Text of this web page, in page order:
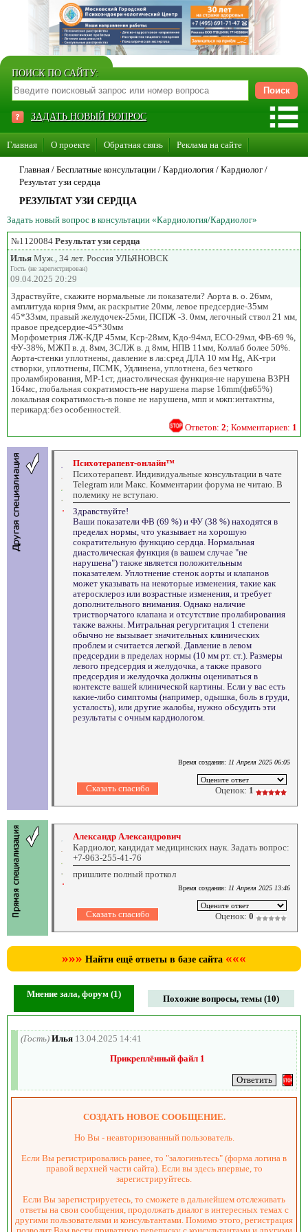
ПОИСК ПО САЙТУ:
ЗАДАТЬ НОВЫЙ ВОПРОС
Главная О проекте Обратная связь Реклама на сайте
Стать консультантом нашего сайта
Главная / Бесплатные консультации / Кардиология / Кардиолог /
Результат узи сердца
РЕЗУЛЬТАТ УЗИ СЕРДЦА
Задать новый вопрос в консультации «Кардиология/Кардиолог»
№1120084 Результат узи сердца
Илья Муж., 34 лет. Россия УЛЬЯНОВСК
Гость (не зарегистрирован)
09.04.2025 20:29
Здраствуйте, скажите нормальные ли показатели? Аорта в. о. 26мм,
амплитуда корня 9мм, ак раскрытие 20мм, левое предсердие-35мм
45*33мм, правый желудочек-25ми, ПСПЖ -3. 0мм, легочный ствол 21 мм,
правое предсердие-45*30мм
Морфометрия ЛЖ-КДР 45мм, Кср-28мм, Кдо-94мл, ЕСО-29мл, ФВ-69 %,
ФУ-38%, МЖП в. д. 8мм, ЗСЛЖ в. д 8мм, НПВ 11мм, Коллаб более 50%.
Аорта-стенки уплотнены, давление в ла:сред ДЛА 10 мм Hg, АК-три
створки, уплотнены, ПСМК, Удлинена, уплотнена, без четкого
проламбирования, МР-1ст, диастолическая функция-не нарушена B3PH
164мс, глобальная сократимость-не нарушена mapse 16mm(фв65%)
локальная сократимость-в покое не нарушена, мпп и мжп:интактны,
перикард:без особенностей.
Ответов: 2; Комментариев: 1
Психотерапевт-онлайн™
Психотерапевт. Индивидуальные консультации в чате
Telegram или Макс. Комментарии форума не читаю. В
полемику не вступаю.
Здравствуйте!
Ваши показатели ФВ (69 %) и ФУ (38 %) находятся в
пределах нормы, что указывает на хорошую
сократительную функцию сердца. Нормальная
диастолическая функция (в вашем случае "не
нарушена") также является положительным
показателем. Уплотнение стенок аорты и клапанов
может указывать на некоторые изменения, такие как
атеросклероз или возрастные изменения, и требует
дополнительного внимания. Однако наличие
тристворчатого клапана и отсутствие пролабирования
также важны. Митральная регургитация 1 степени
обычно не вызывает значительных клинических
проблем и считается легкой. Давление в левом
предсердии в пределах нормы (10 мм рт. ст.). Размеры
левого предсердия и желудочка, а также правого
предсердия и желудочка должны оцениваться в
контексте вашей клинической картины. Если у вас есть
какие-либо симптомы (например, одышка, боль в груди,
усталость), или другие жалобы, нужно обсудить эти
результаты с очным кардиологом.
Время создания: 11 Апреля 2025 06:05
Оценок: 1
Александр Александрович
Кардиолог, кандидат медицинских наук. Задать вопрос:
+7-963-255-41-76
пришлите полный проткол
Время создания: 11 Апреля 2025 13:46
Оценок: 0
»»» Найти ещё ответы в базе сайта «««
Мнение зала, форум (1) Похожие вопросы, темы (10)
(Гость) Илья 13.04.2025 14:41
Прикреплённый файл 1
СОЗДАТЬ НОВОЕ СООБЩЕНИЕ.
Но Вы - неавторизованный пользователь.
Если Вы регистрировались ранее, то "залогиньтесь" (форма логина в
правой верхней части сайта). Если вы здесь впервые, то
зарегистрируйтесь.
Если Вы зарегистрируетесь, то сможете в дальнейшем отслеживать
ответы на свои сообщения, продолжать диалог в интересных темах с
другими пользователями и консультантами. Помимо этого, регистрация
позволит Вам вести приватную переписку с консультантами и другими